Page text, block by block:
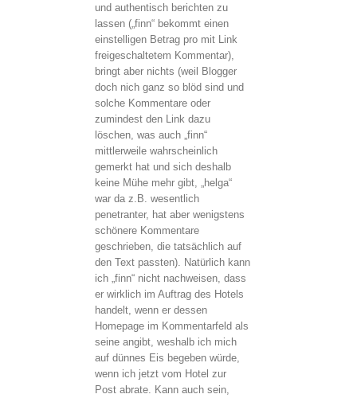
und authentisch berichten zu
lassen („finn“ bekommt einen
einstelligen Betrag pro mit Link
freigeschaltetem Kommentar),
bringt aber nichts (weil Blogger
doch nich ganz so blöd sind und
solche Kommentare oder
zumindest den Link dazu
löschen, was auch „finn“
mittlerweile wahrscheinlich
gemerkt hat und sich deshalb
keine Mühe mehr gibt, „helga“
war da z.B. wesentlich
penetranter, hat aber wenigstens
schönere Kommentare
geschrieben, die tatsächlich auf
den Text passten). Natürlich kann
ich „finn“ nicht nachweisen, dass
er wirklich im Auftrag des Hotels
handelt, wenn er dessen
Homepage im Kommentarfeld als
seine angibt, weshalb ich mich
auf dünnes Eis begeben würde,
wenn ich jetzt vom Hotel zur
Post abrate. Kann auch sein,